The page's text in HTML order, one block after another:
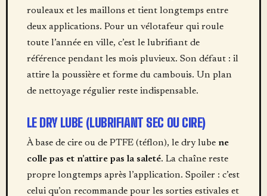
rouleaux et les maillons et tient longtemps entre
deux applications. Pour un vélotafeur qui roule
toute l’année en ville, c’est le lubrifiant de
référence pendant les mois pluvieux. Son défaut : il
attire la poussière et forme du cambouis. Un plan
de nettoyage régulier reste indispensable.
LE DRY LUBE (LUBRIFIANT SEC OU CIRE)
À base de cire ou de PTFE (téflon), le dry lube ne
colle pas et n’attire pas la saleté. La chaîne reste
propre longtemps après l’application. Spoiler : c’est
celui qu’on recommande pour les sorties estivales et